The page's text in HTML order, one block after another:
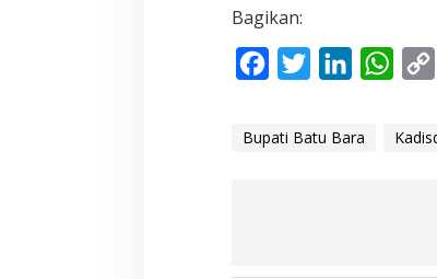
Bagikan:
c
i
n
W
a
Bupati Batu Bara